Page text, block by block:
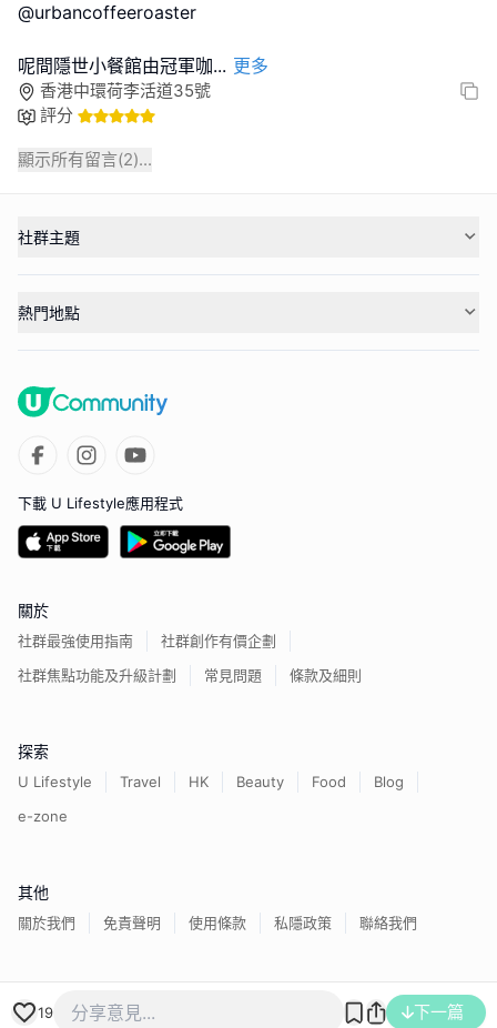
@urbancoffeeroaster
呢間隱世小餐館由冠軍咖... 更多
香港中環荷李活道35號
評分
顯示所有留言(2)...
19 下一篇
社群主題
熱門地點
下載 U Lifestyle應用程式
關於
社群最強使用指南
社群創作有價企劃
社群焦點功能及升級計劃
常見問題 條款及細則
探索
U Lifestyle Travel HK Beauty Food
Blog
e-zone
其他
關於我們 免責聲明 使用條款 私隱政策 聯絡我們
香港經濟日報版權所有©